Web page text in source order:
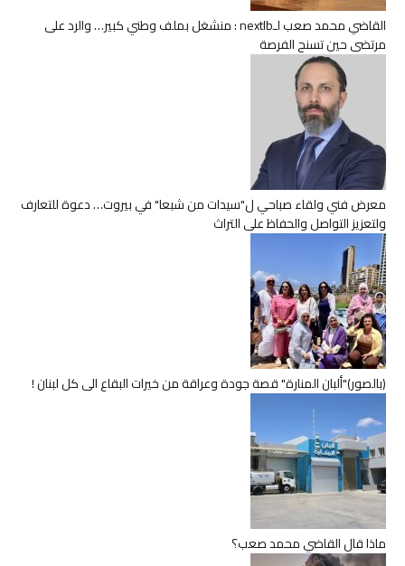
القاضي محمد صعب لـnextlb : منشغل بملف وطني كبير… والرد على
مرتضى حين تسنح الفرصة
معرض فني ولقاء صباحي ل"سيدات من شبعا" في بيروت… دعوة للتعارف
ولتعزيز التواصل والحفاظ على التراث
(بالصور)"ألبان المنارة" قصة جودة وعراقة من خيرات البقاع الى كل لبنان !
ماذا قال القاضي محمد صعب؟